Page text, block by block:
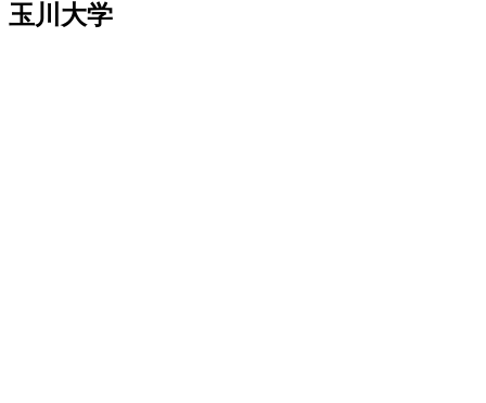
玉川大学